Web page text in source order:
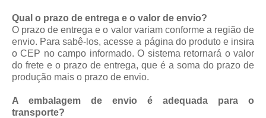
Qual o prazo de entrega e o valor de envio?
O prazo de entrega e o valor variam conforme a região de
envio. Para sabê-los, acesse a página do produto e insira
o CEP no campo informado. O sistema retornará o valor
do frete e o prazo de entrega, que é a soma do prazo de
produção mais o prazo de envio.
A embalagem de envio é adequada para o
transporte?